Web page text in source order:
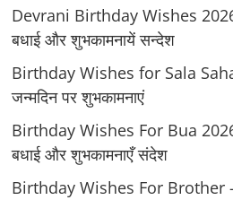
Devrani Birthday Wishes 2026
बधाई और शुभकामनायें सन्देश
Birthday Wishes for Sala
जन्मदिन पर शुभकामनाएं
Birthday Wishes For Bua
बधाई और शुभकामनाएँ संदेश
Birthday Wishes For Brother –